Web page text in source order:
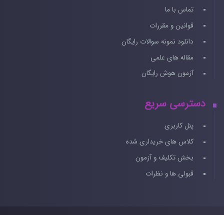
تماس با ما
قوانین و مقررات
دانلود نمونه سوالات رایگان
مقاله های علمی
آزمون هوش رایگان
دسترسی سریع
پنل کاربری
کلاس های خریداری شده
بخش تکلیف و آزمون
قبولی ها و نظرات